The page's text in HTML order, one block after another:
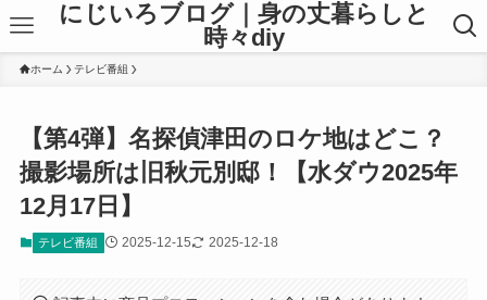
にじいろブログ｜身の丈暮らしと
時々diy
ホーム テレビ番組
【第4弾】名探偵津田のロケ地はどこ？
撮影場所は旧秋元別邸！【水ダウ2025年
12月17日】
テレビ番組 2025-12-15 2025-12-18